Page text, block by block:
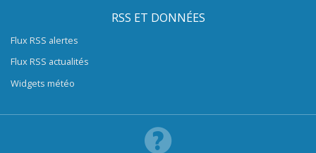
RSS ET DONNÉES
Flux RSS alertes
Flux RSS actualités
Widgets météo